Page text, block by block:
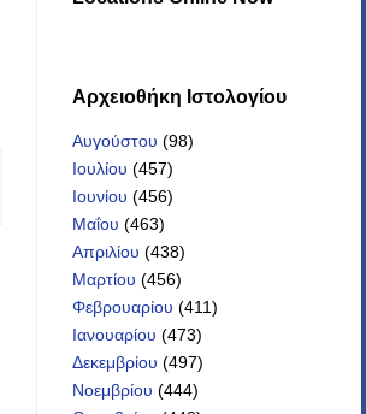
Αρχειοθήκη Iστολογίου
Αυγούστου (98)
Ιουλίου (457)
Ιουνίου (456)
Μαΐου (463)
Απριλίου (438)
Μαρτίου (456)
Φεβρουαρίου (411)
Ιανουαρίου (473)
Δεκεμβρίου (497)
Νοεμβρίου (444)